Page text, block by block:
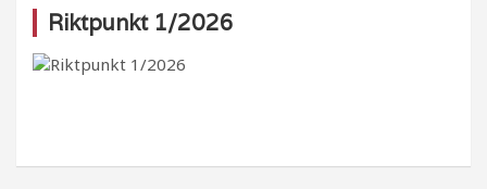
e
b
k
g
ra
o
k
Riktpunkt 1/2026